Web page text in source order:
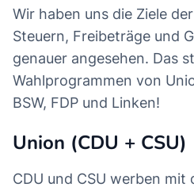
Wir haben uns die Ziele
Steuern, Freibeträge und
genauer angesehen. Das
Wahlprogrammen von
BSW, FDP und Linken!
Union (CDU + CSU)
CDU und CSU werben mit